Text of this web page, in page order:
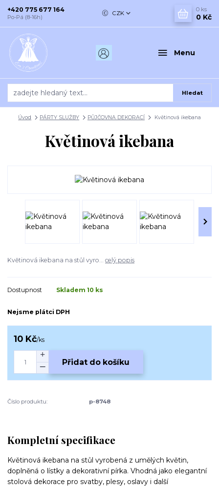
Menu
CZK
Hledat
+420 775 677 164
Po-Pá (8-16h)
0 ks
0 Kč
Úvod PÁRTY SLUŽBY PŮJČOVNA DEKORACÍ Květinová ikebana
Květinová ikebana
Květinová ikebana na stůl vyro... celý popis
Dostupnost Skladem 10 ks
Nejsme plátci DPH
10 Kč/ks
Přidat do košíku
Číslo produktu: p-8748
Kompletní specifikace
Květinová ikebana na stůl vyrobená z umělých květin,
doplněná o lístky a dekorativní pírka. Vhodná jako elegantní
stolová dekorace pro svatby, plesy, oslavy i další